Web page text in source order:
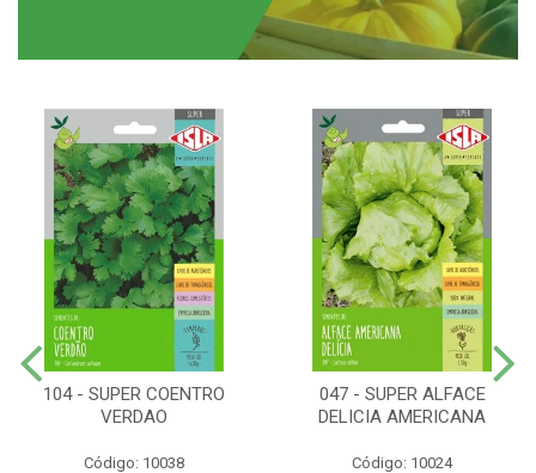
104 - SUPER COENTRO
VERDAO
Código: 10038
047 - SUPER ALFACE
DELICIA AMERICANA
Código: 10024